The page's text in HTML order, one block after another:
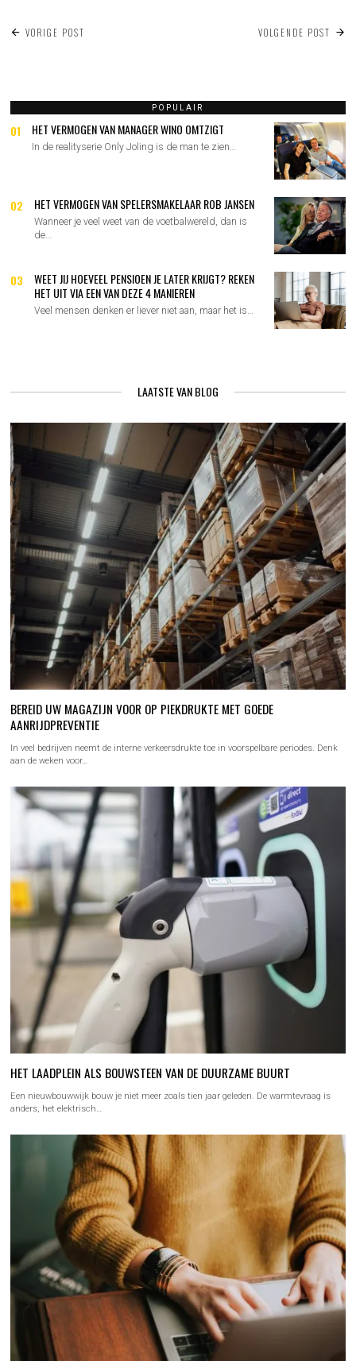
BERICHT
VORIGE POST VOLGENDE POST
POPULAIR
01 HET VERMOGEN VAN MANAGER WINO OMTZIGT
In de realityserie Only Joling is de man te zien…
02 HET VERMOGEN VAN SPELERSMAKELAAR ROB JANSEN
Wanneer je veel weet van de voetbalwereld, dan is
de…
03
WEET JIJ HOEVEEL PENSIOEN JE LATER KRIJGT? REKEN
HET UIT VIA EEN VAN DEZE 4 MANIEREN
Veel mensen denken er liever niet aan, maar het is…
LAATSTE VAN BLOG
BEREID UW MAGAZIJN VOOR OP PIEKDRUKTE MET GOEDE
AANRIJDPREVENTIE
In veel bedrijven neemt de interne verkeersdrukte toe in voorspelbare periodes. Denk
aan de weken voor…
HET LAADPLEIN ALS BOUWSTEEN VAN DE DUURZAME BUURT
Een nieuwbouwwijk bouw je niet meer zoals tien jaar geleden. De warmtevraag is
anders, het elektrisch…